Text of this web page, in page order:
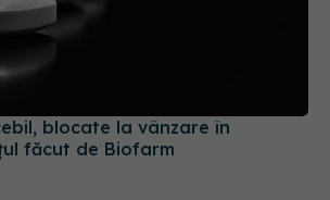
blocate la vânzare în
făcut de Biofarm